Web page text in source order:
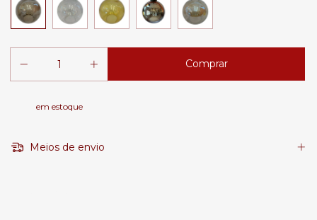
em estoque
Meios de envio